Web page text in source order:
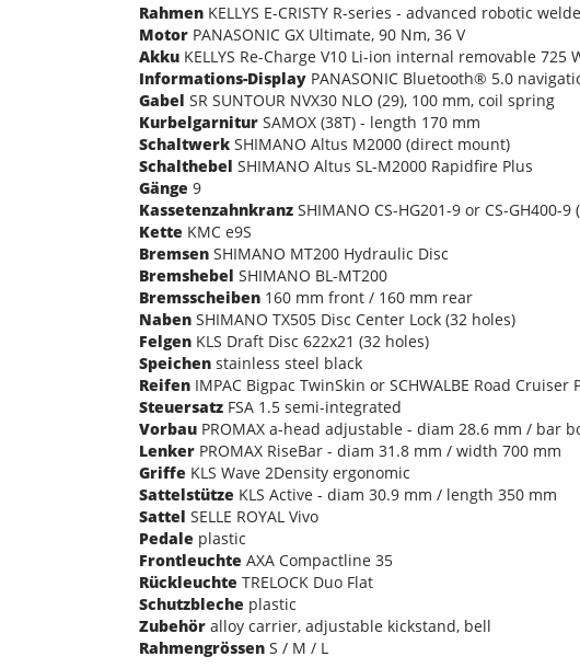
Rahmen KELLYS E-CRISTY R-series - advanced robotic
Motor PANASONIC GX Ultimate, 90 Nm, 36 V
Akku KELLYS Re-Charge V10 Li-ion internal removable
Informations-Display PANASONIC Bluetooth® 5.0
Gabel SR SUNTOUR NVX30 NLO (29), 100 mm, coil spring
Kurbelgarnitur SAMOX (38T) - length 170 mm
Schaltwerk SHIMANO Altus M2000 (direct mount)
Schalthebel SHIMANO Altus SL-M2000 Rapidfire Plus
Gänge 9
Kassetenzahnkranz SHIMANO CS-HG201-9 or CS-GH400-9
Kette KMC e9S
Bremsen SHIMANO MT200 Hydraulic Disc
Bremshebel SHIMANO BL-MT200
Bremsscheiben 160 mm front / 160 mm rear
Naben SHIMANO TX505 Disc Center Lock (32 holes)
Felgen KLS Draft Disc 622x21 (32 holes)
Speichen stainless steel black
Reifen IMPAC Bigpac TwinSkin or SCHWALBE Road
Steuersatz FSA 1.5 semi-integrated
Vorbau PROMAX a-head adjustable - diam 28.6 mm / bar
Lenker PROMAX RiseBar - diam 31.8 mm / width 700 mm
Griffe KLS Wave 2Density ergonomic
Sattelstütze KLS Active - diam 30.9 mm / length 350 mm
Sattel SELLE ROYAL Vivo
Pedale plastic
Frontleuchte AXA Compactline 35
Rückleuchte TRELOCK Duo Flat
Schutzbleche plastic
Zubehör alloy carrier, adjustable kickstand, bell
Rahmengrössen S / M / L